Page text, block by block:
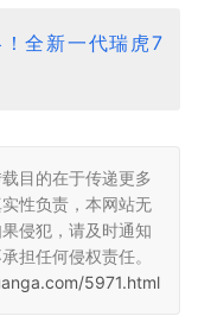
全新一代瑞虎7
目的在于传递更多
性负责，本网站无
侵犯，请及时通知
担任何侵权责任。
5971.html